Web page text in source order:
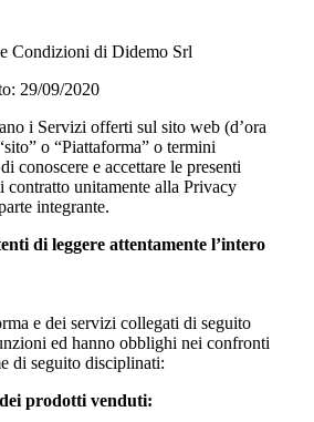
Condizioni di Didemo Srl
29/09/2020
i Servizi offerti sul sito web (d’ora
o “Piattaforma” o termini
conoscere e accettare le presenti
contratto unitamente alla Privacy
integrante.
di leggere attentamente l’intero
e dei servizi collegati di seguito
ed hanno obblighi nei confronti
di seguito disciplinati:
prodotti venduti: